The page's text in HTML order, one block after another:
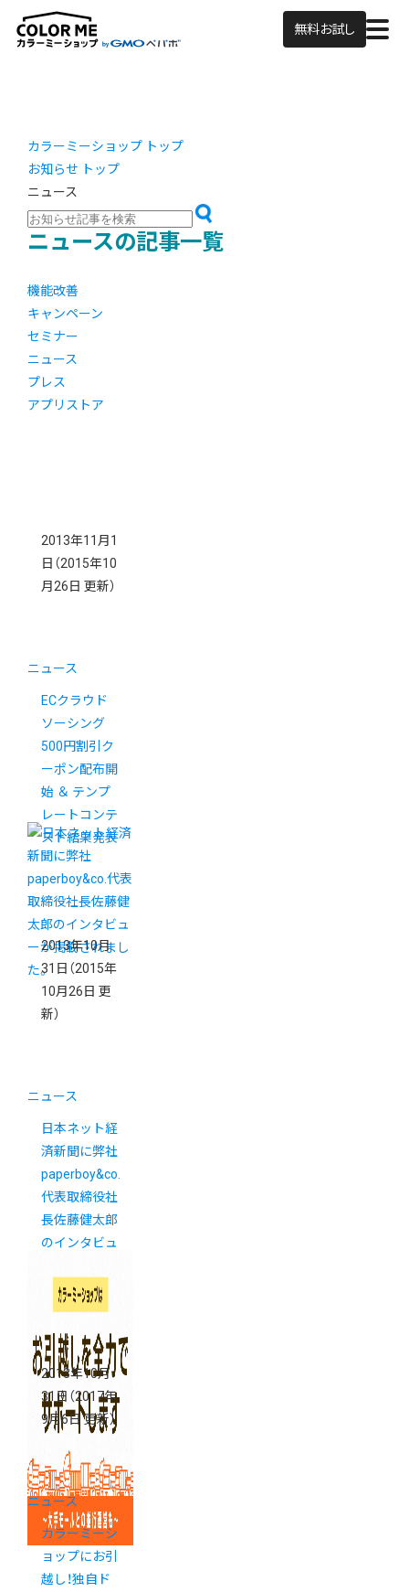
無料お試し
カラーミーショップ トップ
お知らせ トップ
ニュース
ニュースの記事一覧
機能改善
キャンペーン
セミナー
ニュース
プレス
アプリストア
2013年11月1
日 （2015年10
月26日 更新）
ニュース
ECクラウド
ソーシング
500円割引ク
ーポン配布開
始 ＆ テンプ
レートコンテ
スト結果発表
2013年10月
31日 （2015年
10月26日 更
新）
ニュース
日本ネット経
済新聞に弊社
paperboy&co.
代表取締役社
長佐藤健太郎
のインタビュ
ました。
2013年10月
31日 （2017年
9月6日 更新）
ニュース
カラーミーシ
ョップにお引
越し！独自ド